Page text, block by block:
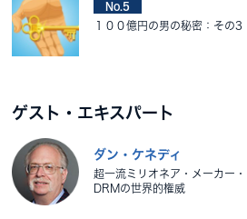
No.5
１００億円の男の秘密：その3
ゲスト・エキスパート
ダン・ケネディ
超一流ミリオネア・メーカー・
DRMの世界的権威